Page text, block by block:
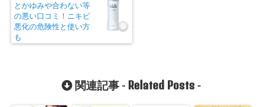
とかゆみや合わない等
の悪い口コミ！ニキビ
悪化の危険性と使い方
も
関連記事 - Related Posts-